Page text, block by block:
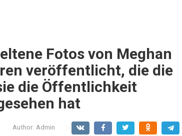
Fotos von Meghan
veröffentlicht, die die
die Öffentlichkeit
hat
Author: Admin